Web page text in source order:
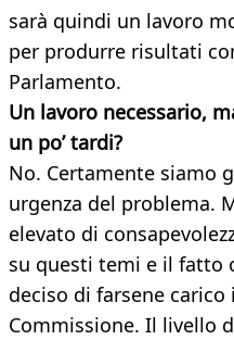
sarà quindi un lavoro
per produrre risultati
Parlamento.
Un lavoro necessario,
un po’ tardi?
No. Certamente siamo
urgenza del problema.
elevato di
su questi temi e il fatto
deciso di farsene
Commissione. Il livello